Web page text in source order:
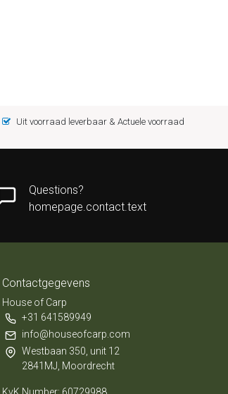
Uit voorraad leverbaar & Actuele voorraad
Questions?
homepage.contact.text
Contactgegevens
House of Carp
+31 641589949
info@houseofcarp.com
Westbaan 350, unit 12
2841MJ, Moordrecht